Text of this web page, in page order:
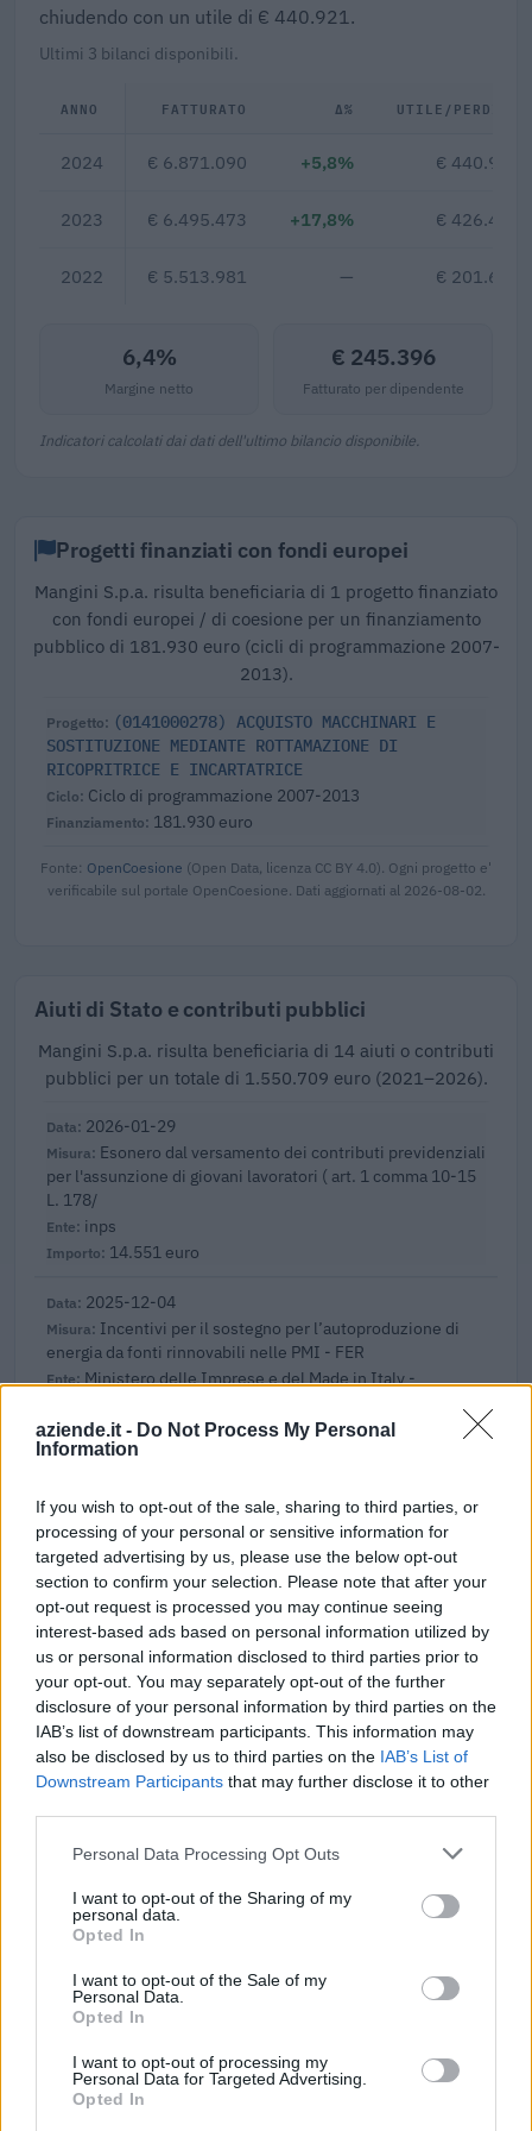
aziende.it - Do Not Process My Personal
Information
If you wish to opt-out of the sale, sharing to third parties, or
processing of your personal or sensitive information for
targeted advertising by us, please use the below opt-out
section to confirm your selection. Please note that after your
opt-out request is processed you may continue seeing
interest-based ads based on personal information utilized by
us or personal information disclosed to third parties prior to
your opt-out. You may separately opt-out of the further
disclosure of your personal information by third parties on the
IAB’s list of downstream participants. This information may
also be disclosed by us to third parties on the IAB’s List of
Downstream Participants that may further disclose it to other
Personal Data Processing Opt Outs
I want to opt-out of the Sharing of my
personal data.
Opted In
I want to opt-out of the Sale of my
Personal Data.
Opted In
I want to opt-out of processing my
Personal Data for Targeted Advertising.
Opted In
chiudendo con un utile di € 440.921.
Ultimi 3 bilanci disponibili.
ANNO FATTURATO Δ% UTILE/PERDITA
2024 € 6.871.090 +5,8% € 440.921
2023 € 6.495.473 +17,8% € 426.438
2022 € 5.513.981 — € 201.639
6,4%
Margine netto
€ 245.396
Fatturato per dipendente
Indicatori calcolati dai dati dell'ultimo bilancio disponibile.
Progetti finanziati con fondi europei
Mangini S.p.a. risulta beneficiaria di 1 progetto finanziato
con fondi europei / di coesione per un finanziamento
pubblico di 181.930 euro (cicli di programmazione 2007-
2013).
(0141000278) ACQUISTO MACCHINARI E
SOSTITUZIONE MEDIANTE ROTTAMAZIONE DI
RICOPRITRICE E INCARTATRICE
Ciclo di programmazione 2007-2013
181.930 euro
Fonte: OpenCoesione (Open Data, licenza CC BY 4.0). Ogni progetto e'
verificabile sul portale OpenCoesione. Dati aggiornati al 2026-08-02.
Aiuti di Stato e contributi pubblici
Mangini S.p.a. risulta beneficiaria di 14 aiuti o contributi
pubblici per un totale di 1.550.709 euro (2021–2026).
2026-01-29
Esonero dal versamento dei contributi previdenziali
per l'assunzione di giovani lavoratori ( art. 1 comma 10-15
L. 178/
inps
14.551 euro
2025-12-04
Incentivi per il sostegno per l’autoproduzione di
energia da fonti rinnovabili nelle PMI - FER
Ministero delle Imprese e del Made in Italy -
72.210 euro
Avviso Pubblico ISI 2023
INAIL - Direzione Centrale Prevenzione
250.000 euro
2025-03-20
Esonero dal versamento dei contributi previdenziali
per nuove assunzioni/trasformazioni a tempo
indeterminato nel bienni
inps
5.918 euro
2025-01-31
L. 178/
1.298 euro
Esonero dal versamento dei contributi previdenziali
per nuove assunzioni/trasformazioni a tempo
indeterminato nel bienni
inps
4.145 euro